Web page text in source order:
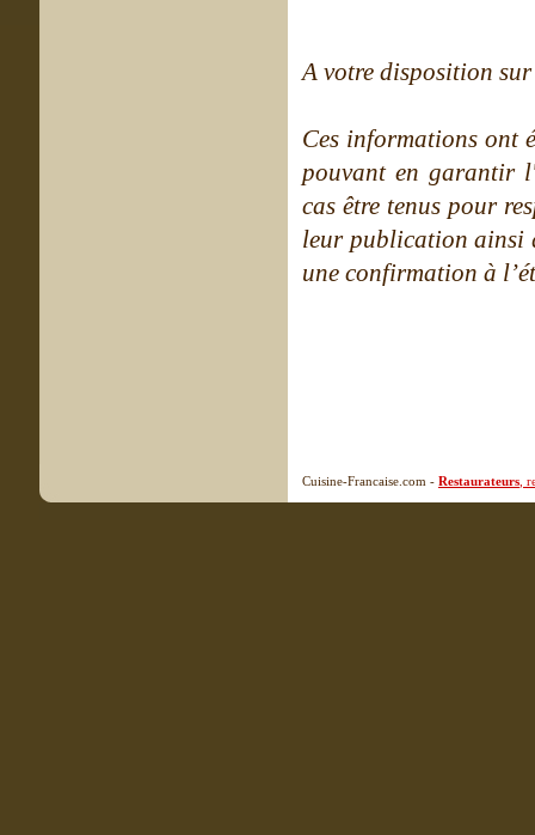
A votre disposition
Ces informations ont
pouvant en garantir
cas être tenus pour
leur publication ainsi
une confirmation à
Cuisine-Francaise.com - Restaurateurs ,